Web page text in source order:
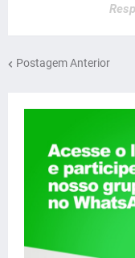
Postagem Anterior